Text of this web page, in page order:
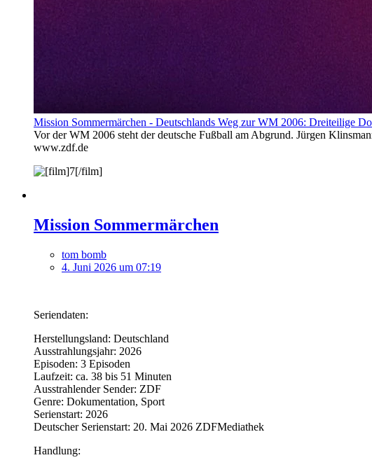
Mission Sommermärchen - Deutschlands Weg zur WM 2006: Dreiteilige
Vor der WM 2006 steht der deutsche Fußball am Abgrund. Jürgen
www.zdf.de
Mission Sommermärchen
tom bomb
4. Juni 2026 um 07:19
Seriendaten:
Herstellungsland: Deutschland
Ausstrahlungsjahr: 2026
Episoden: 3 Episoden
Laufzeit: ca. 38 bis 51 Minuten
Ausstrahlender Sender: ZDF
Genre: Dokumentation, Sport
Serienstart: 2026
Deutscher Serienstart: 20. Mai 2026 ZDFMediathek
Handlung: